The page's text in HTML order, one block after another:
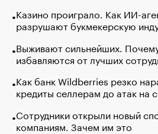
Казино проиграло. Как ИИ-
разрушают букмекерскую
Выживают сильнейших.
избавляются от лучших
Как банк Wildberries резко
кредиты селлерам до атак на
Сотрудники открыли новый
компаниям. Зачем им это